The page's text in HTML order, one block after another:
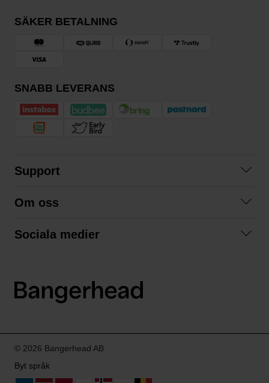
SÄKER BETALNING
SNABB LEVERANS
Support
Köpvillkor
Om oss
Våra fraktalternativ
Sociala medier
LinkedIn
© 2026 Bangerhead AB
Byt språk